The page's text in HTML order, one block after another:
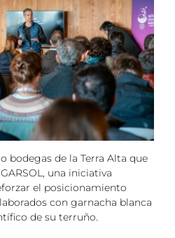
bodegas de la Terra Alta que
una iniciativa
el posicionamiento
con garnacha blanca
de su terruño.